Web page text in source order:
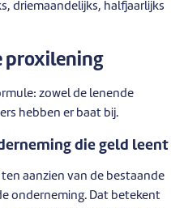
driemaandelijks, halfjaarlijks
proxilening
zowel de lenende
hebben er baat bij.
die geld leent
aanzien van de bestaande
onderneming. Dat betekent